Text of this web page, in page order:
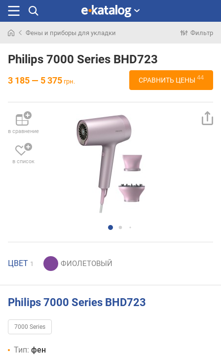
раньше
Фены и приборы для укладки Фильтр
Philips 7000 Series BHD723
3 185 — 5 375 грн. СРАВНИТЬ ЦЕНЫ 44
в сравнение
в список
ЦВЕТ 1
Philips 7000 Series BHD723
7000 Series
Тип: фен